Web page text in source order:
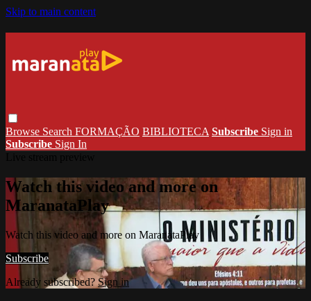
Skip to main content
Browse Search FORMAÇÃO BIBLIOTECA Subscribe Sign in
Subscribe Sign In
Watch this video and more on
MaranataPlay
Watch this video and more on MaranataPlay
Subscribe
Already subscribed? Sign in